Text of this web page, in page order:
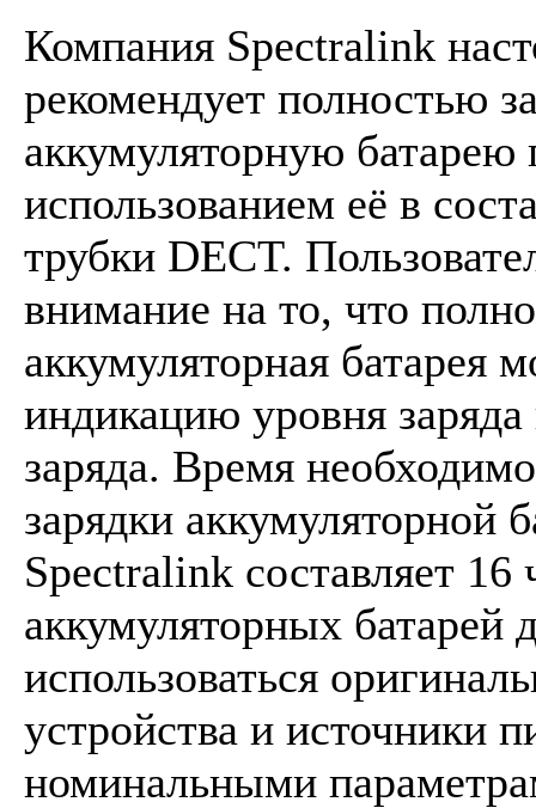
Компания Spectralink
рекомендует полностью
аккумуляторную
использованием её в
трубки DECT.
внимание на то, что
аккумуляторная батарея
индикацию уровня
заряда. Время
зарядки аккумуляторной
Spectralink составляет 16
аккумуляторных батарей
использоваться
устройства и источники
номинальными